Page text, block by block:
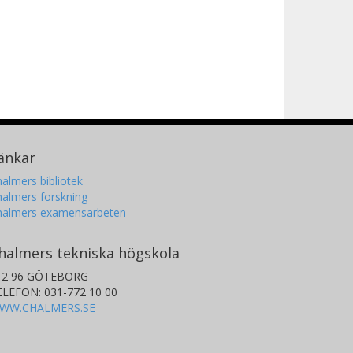
bibliotek
forskning
examensarbeten
tekniska högskola
96 GÖTEBORG
031-772 10 00